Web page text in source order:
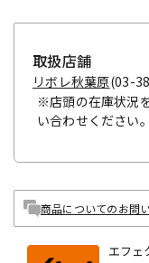
取扱店舗
リボレ秋葉原(03-
※店頭の在庫状況
い合わせください。
商品についてのお問
エフェ